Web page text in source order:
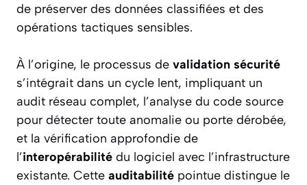
de préserver des données classifiées et des
opérations tactiques sensibles.
À l’origine, le processus de validation sécurité
s’intégrait dans un cycle lent, impliquant un
audit réseau complet, l’analyse du code source
pour détecter toute anomalie ou porte dérobée,
et la vérification approfondie de
l’interopérabilité du logiciel avec l’infrastructure
existante. Cette auditabilité pointue distingue le